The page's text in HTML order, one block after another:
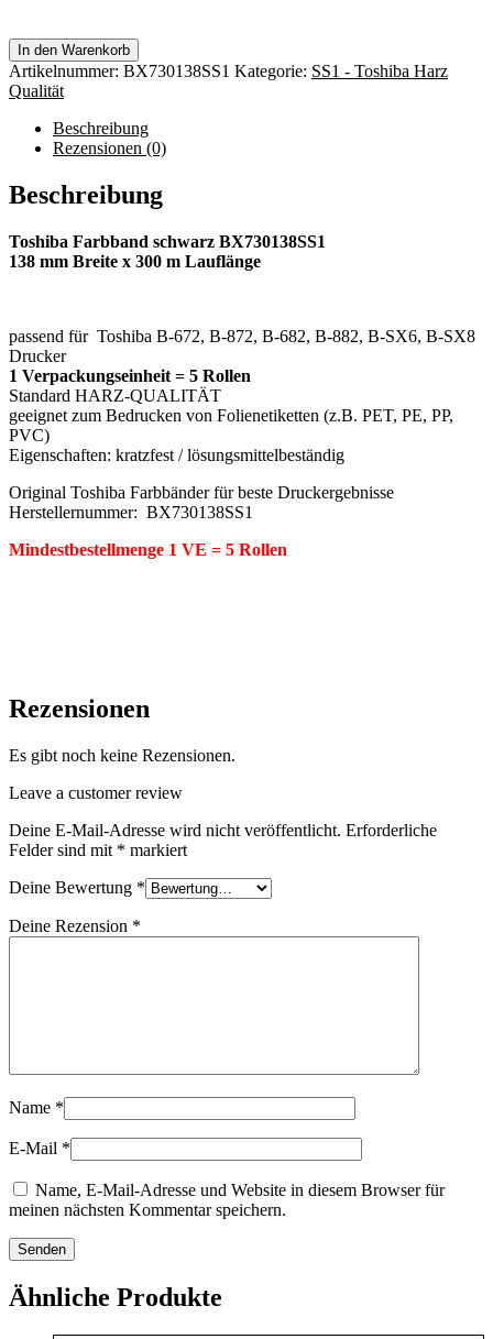
In den Warenkorb
Artikelnummer: BX730138SS1 Kategorie: SS1 - Toshiba Harz
Qualität
Beschreibung
Rezensionen (0)
Beschreibung
Toshiba Farbband schwarz BX730138SS1
138 mm Breite x 300 m Lauflänge
passend für Toshiba B-672, B-872, B-682, B-882, B-SX6, B-SX8
Drucker
1 Verpackungseinheit = 5 Rollen
Standard HARZ-QUALITÄT
geeignet zum Bedrucken von Folienetiketten (z.B. PET, PE, PP,
PVC)
Eigenschaften: kratzfest / lösungsmittelbeständig
Original Toshiba Farbbänder für beste Druckergebnisse
Herstellernummer: BX730138SS1
Mindestbestellmenge 1 VE = 5 Rollen
Rezensionen
Es gibt noch keine Rezensionen.
Leave a customer review
Deine E-Mail-Adresse wird nicht veröffentlicht. Erforderliche
Felder sind mit * markiert
Deine Bewertung *
Deine Rezension *
Name *
E-Mail *
Name, E-Mail-Adresse und Website in diesem Browser für
meinen nächsten Kommentar speichern.
Ähnliche Produkte